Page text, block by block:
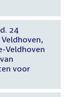
24
Veldhoven
voor